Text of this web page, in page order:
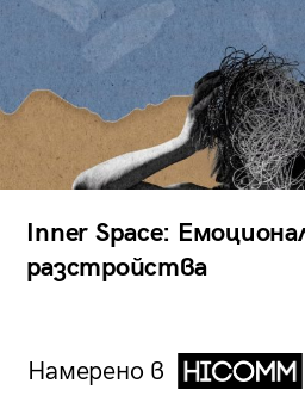
Inner Space:
разстройства
Намерено в